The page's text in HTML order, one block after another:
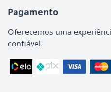
Pagamento
Oferecemos uma
confiável.